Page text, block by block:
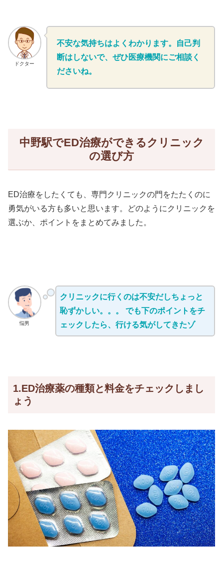
ドクター
不安な気持ちはよくわかります。自己判
断はしないで、ぜひ医療機関にご相談く
ださいね。
中野駅でED治療ができるクリニック
の選び方
ED治療をしたくても、専門クリニックの門をたたくのに
勇気がいる方も多いと思います。どのようにクリニックを
選ぶか、ポイントをまとめてみました。
悩男
クリニックに行くのは不安だしちょっと
恥ずかしい。。。 でも下のポイントをチ
ェックしたら、行ける気がしてきたゾ
1.ED治療薬の種類と料金をチェックしまし
ょう